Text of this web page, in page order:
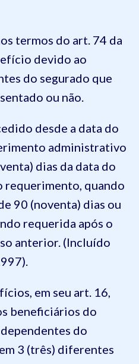
termos do art. 74 da
devido ao
do segurado que
ou não.
desde a data do
administrativo
dias da data do
requerimento, quando
90 (noventa) dias ou
requerida após o
anterior. (Incluído
em seu art. 16,
beneficiários do
do
3 (três) diferentes